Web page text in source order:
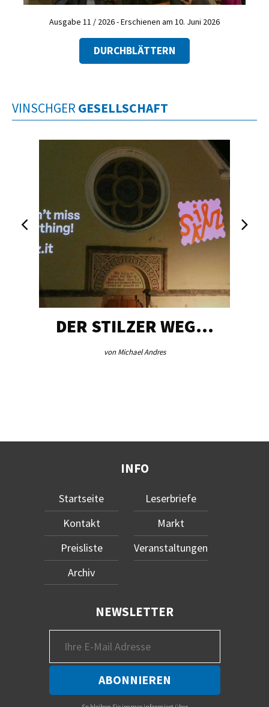
Ausgabe 11 / 2026 - Erschienen am 10. Juni 2026
DURCHBLÄTTERN
VINSCHGER GESELLSCHAFT
DER STILZER WEG…
von Michael Andres
INFO
Startseite
Kontakt
Preisliste
Archiv
Leserbriefe
Markt
Veranstaltungen
NEWSLETTER